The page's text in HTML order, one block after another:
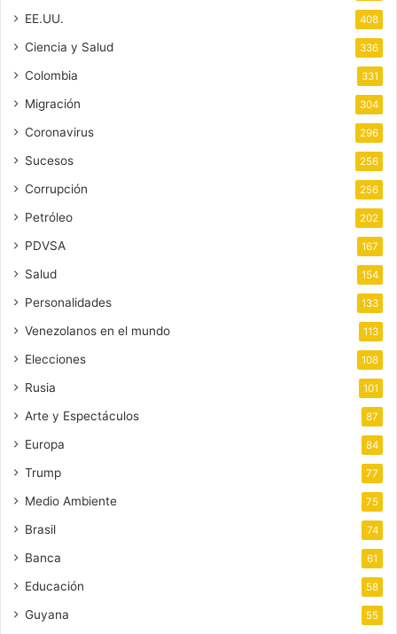
EE.UU. 408
Ciencia y Salud 336
Colombia 331
Migración 304
Coronavirus 296
Sucesos 256
Corrupción 256
Petróleo 202
PDVSA 167
Salud 154
Personalidades 133
Venezolanos en el mundo 113
Elecciones 108
Rusia 101
Arte y Espectáculos 87
Europa 84
Trump 77
Medio Ambiente 75
Brasil 74
Banca 61
Educación 58
Guyana 55